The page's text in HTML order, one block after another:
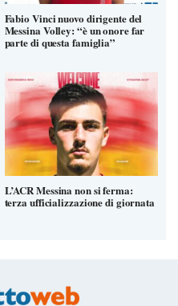
Fabio Vinci nuovo dirigente del
Messina Volley: “è un onore far
parte di questa famiglia”
L’ACR Messina non si ferma:
terza ufficializzazione di giornata